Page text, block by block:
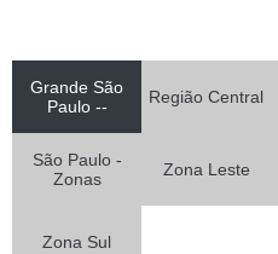
Grande São
Paulo --
Região Central
São Paulo -
Zonas
Zona Leste
Zona Sul